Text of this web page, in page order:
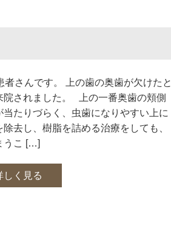
者さんです。 上の歯の奥歯が欠けたと
院されました。 上の一番奥歯の頬側
当たりづらく、虫歯になりやすい上に
去し、樹脂を詰める治療をしても、
うこ […]
しく見る